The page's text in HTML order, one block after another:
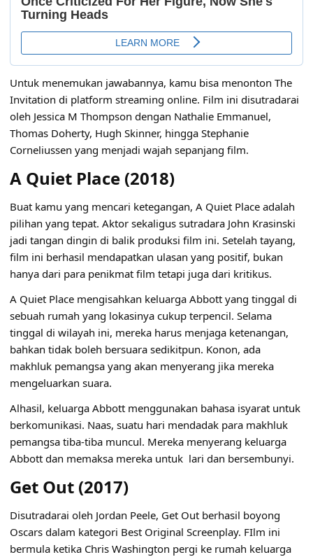
Untuk menemukan jawabannya, kamu bisa menonton The
Invitation di platform streaming online. Film ini disutradarai
oleh Jessica M Thompson dengan Nathalie Emmanuel,
Thomas Doherty, Hugh Skinner, hingga Stephanie
Corneliussen yang menjadi wajah sepanjang film.
A Quiet Place (2018)
Buat kamu yang mencari ketegangan, A Quiet Place adalah
pilihan yang tepat. Aktor sekaligus sutradara John Krasinski
jadi tangan dingin di balik produksi film ini. Setelah tayang,
film ini berhasil mendapatkan ulasan yang positif, bukan
hanya dari para penikmat film tetapi juga dari kritikus.
A Quiet Place mengisahkan keluarga Abbott yang tinggal di
sebuah rumah yang lokasinya cukup terpencil. Selama
tinggal di wilayah ini, mereka harus menjaga ketenangan,
bahkan tidak boleh bersuara sedikitpun. Konon, ada
makhluk pemangsa yang akan menyerang jika mereka
mengeluarkan suara.
Alhasil, keluarga Abbott menggunakan bahasa isyarat untuk
berkomunikasi. Naas, suatu hari mendadak para makhluk
pemangsa tiba-tiba muncul. Mereka menyerang keluarga
Abbott dan memaksa mereka untuk lari dan bersembunyi.
Get Out (2017)
Disutradarai oleh Jordan Peele, Get Out berhasil boyong
Oscars dalam kategori Best Original Screenplay. FIlm ini
bermula ketika Chris Washington pergi ke rumah keluarga